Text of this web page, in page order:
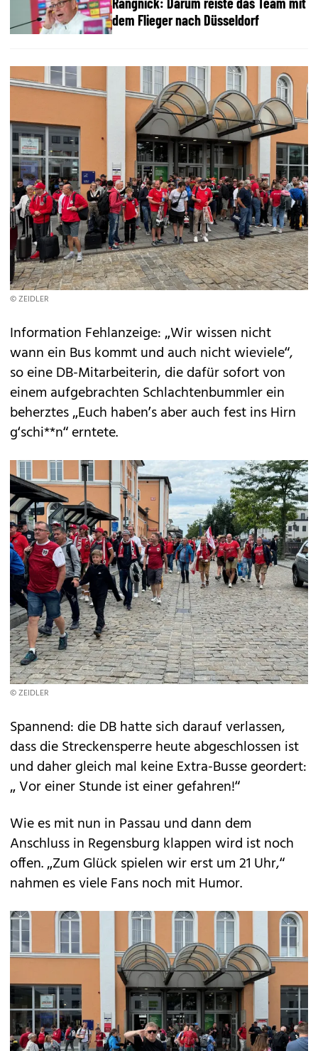
dem Flieger nach Düsseldorf
© ZEIDLER
Information Fehlanzeige: „Wir wissen nicht
wann ein Bus kommt und auch nicht wieviele“,
so eine DB-Mitarbeiterin, die dafür sofort von
einem aufgebrachten Schlachtenbummler ein
beherztes „Euch haben’s aber auch fest ins Hirn
g‘schi**n“ erntete.
© ZEIDLER
Spannend: die DB hatte sich darauf verlassen,
dass die Streckensperre heute abgeschlossen ist
und daher gleich mal keine Extra-Busse geordert:
„ Vor einer Stunde ist einer gefahren!“
Wie es mit nun in Passau und dann dem
Anschluss in Regensburg klappen wird ist noch
offen. „Zum Glück spielen wir erst um 21 Uhr,“
nahmen es viele Fans noch mit Humor.